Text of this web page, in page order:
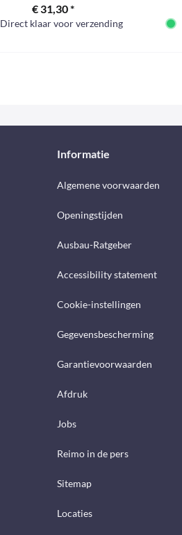
€ 31,30 *
Direct klaar voor verzending
Informatie
Algemene voorwaarden
Openingstijden
Ausbau-Ratgeber
Accessibility statement
Cookie-instellingen
Gegevensbescherming
Garantievoorwaarden
Afdruk
Jobs
Reimo in de pers
Sitemap
Locaties